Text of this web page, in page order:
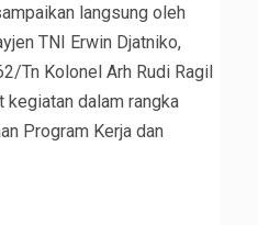
langsung oleh
TNI Erwin Djatniko,
Tn Kolonel Arh Rudi Ragil
kegiatan dalam rangka
Program Kerja dan